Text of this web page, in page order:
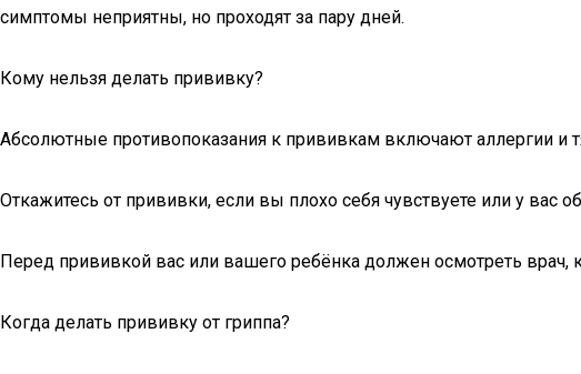
симптомы неприятны, но проходят за пару дней.
Кому нельзя делать прививку?
Абсолютные противопоказания к прививкам включают аллергии
Откажитесь от прививки, если вы плохо себя чувствуете или у вас
Перед прививкой вас или вашего ребёнка должен осмотреть
Когда делать прививку от гриппа?